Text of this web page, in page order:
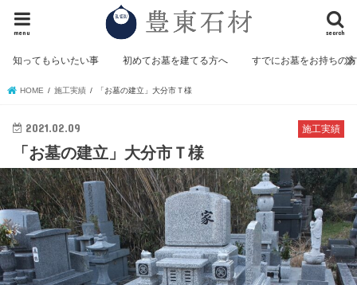
search
menu
知ってもらいたい事 初めてお墓を建てる方へ すでにお墓をお持ちの
HOME 施工実績 「お墓の建立」大分市Ｔ様
施工実績
2021.02.09
「お墓の建立」大分市Ｔ様